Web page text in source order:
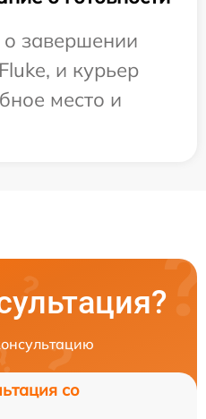
завершении
и курьер
место и
со